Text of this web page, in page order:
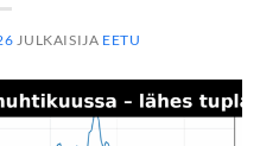
JULKAISIJA EETU